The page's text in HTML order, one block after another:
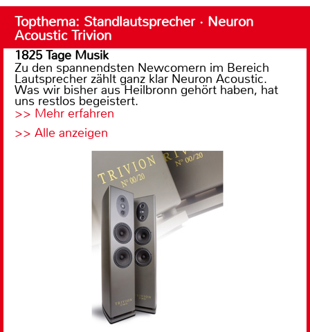
Topthema: Standlautsprecher · Neuron
Acoustic Trivion
1825 Tage Musik
Zu den spannendsten Newcomern im Bereich
Lautsprecher zählt ganz klar Neuron Acoustic.
Was wir bisher aus Heilbronn gehört haben, hat
uns restlos begeistert.
>> Mehr erfahren
>> Alle anzeigen